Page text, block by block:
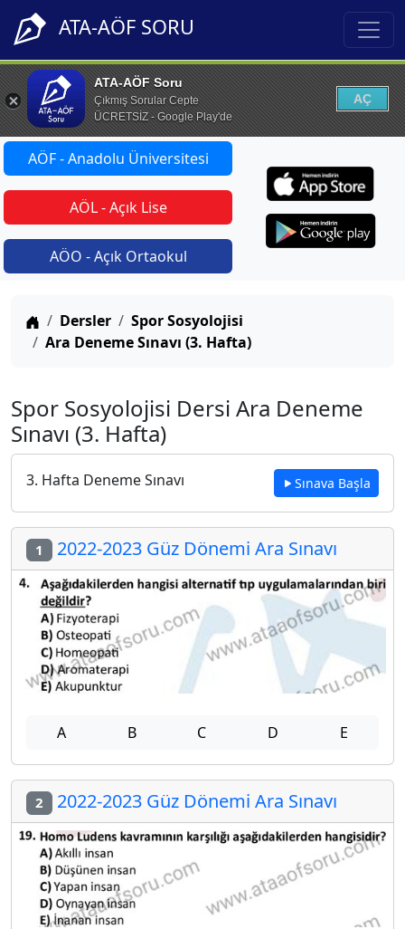
ATA-AÖF SORU
ATA-AÖF Soru
Çıkmış Sorular Cepte
ÜCRETSİZ - Google Play'de
AÇ
AÖF - Anadolu Üniversitesi
AÖL - Açık Lise
AÖO - Açık Ortaokul
Anasayfa
Dersler
Spor Sosyolojisi
Ara Deneme Sınavı (3. Hafta)
Spor Sosyolojisi Dersi Ara Deneme
Sınavı (3. Hafta)
3. Hafta Deneme Sınavı Sınava Başla
1 2022-2023 Güz Dönemi Ara Sınavı
A B C D E
2 2022-2023 Güz Dönemi Ara Sınavı